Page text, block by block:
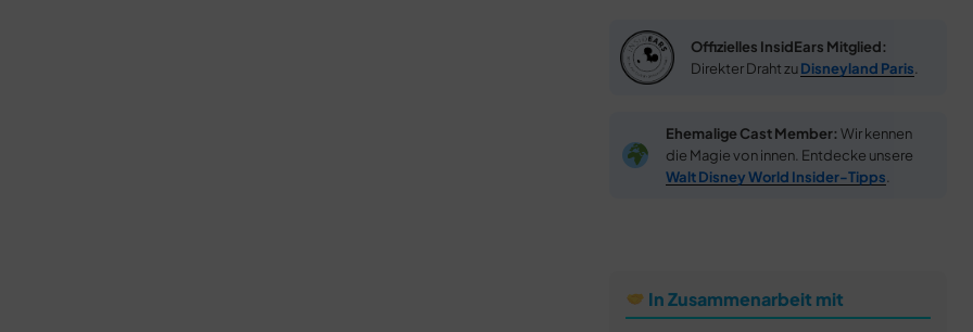
Offizielles InsidEars Mitglied:
Direkter Draht zuDisneyland Paris
Ehemalige Cast Member: Wir kennen
die Magie von innen. Entdecke unsere
Walt Disney World Insider-Tipps
In Zusammenarbeit mit